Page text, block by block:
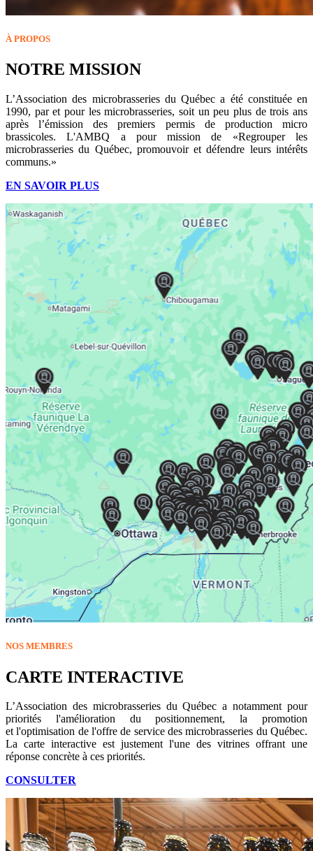
À PROPOS
NOTRE MISSION
L’Association des microbrasseries du Québec a été constituée en
1990, par et pour les microbrasseries, soit un peu plus de trois ans
après l’émission des premiers permis de production micro
brassicoles. L'AMBQ a pour mission de «Regrouper les
microbrasseries du Québec, promouvoir et défendre leurs intérêts
communs.»
EN SAVOIR PLUS
NOS MEMBRES
CARTE INTERACTIVE
L’Association des microbrasseries du Québec a notamment pour
priorités l'amélioration du positionnement, la promotion
et l'optimisation de l'offre de service des microbrasseries du Québec.
La carte interactive est justement l'une des vitrines offrant une
réponse concrète à ces priorités.
CONSULTER